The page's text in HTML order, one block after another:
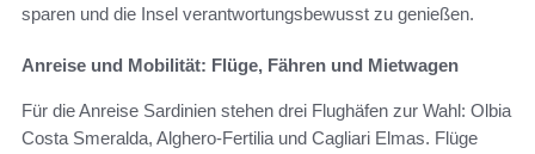
sparen und die Insel verantwortungsbewusst zu genießen.
Anreise und Mobilität: Flüge, Fähren und Mietwagen
Für die Anreise Sardinien stehen drei Flughäfen zur Wahl: Olbia
Costa Smeralda, Alghero-Fertilia und Cagliari Elmas. Flüge